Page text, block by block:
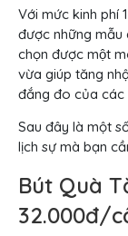
Với mức kinh phí
được những mẫu
chọn được một
vừa giúp tăng
đắng đo của các
Sau đây là một
lịch sự mà bạn
Bút Quà
32.000đ/